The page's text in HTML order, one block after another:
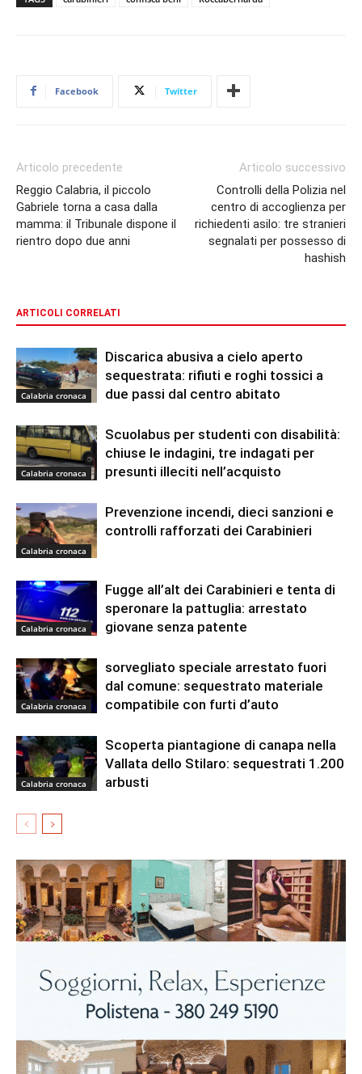
Facebook Twitter
Articolo precedente
Reggio Calabria, il piccolo
Gabriele torna a casa dalla
mamma: il Tribunale dispone il
rientro dopo due anni
Articolo successivo
Controlli della Polizia nel
centro di accoglienza per
richiedenti asilo: tre stranieri
segnalati per possesso di
hashish
ARTICOLI CORRELATI
Calabria cronaca
Discarica abusiva a cielo aperto
sequestrata: rifiuti e roghi tossici a
due passi dal centro abitato
Calabria cronaca
Scuolabus per studenti con disabilità:
chiuse le indagini, tre indagati per
presunti illeciti nell’acquisto
Calabria cronaca
Prevenzione incendi, dieci sanzioni e
controlli rafforzati dei Carabinieri
Calabria cronaca
Fugge all’alt dei Carabinieri e tenta di
speronare la pattuglia: arrestato
giovane senza patente
Calabria cronaca
sorvegliato speciale arrestato fuori
dal comune: sequestrato materiale
compatibile con furti d’auto
Calabria cronaca
Scoperta piantagione di canapa nella
Vallata dello Stilaro: sequestrati 1.200
arbusti